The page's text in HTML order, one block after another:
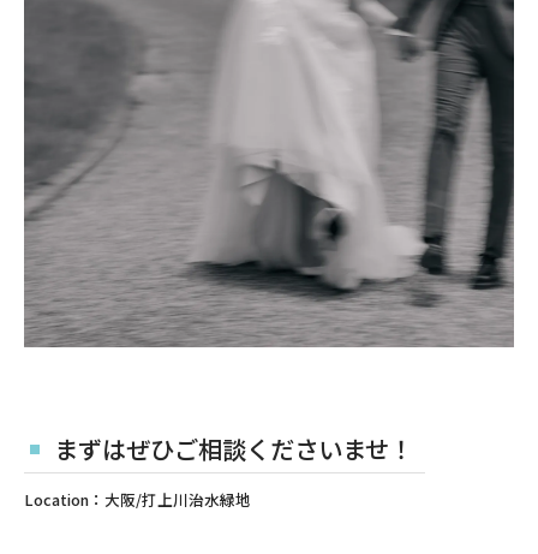
まずはぜひご相談くださいませ！
Location：大阪/打上川治水緑地